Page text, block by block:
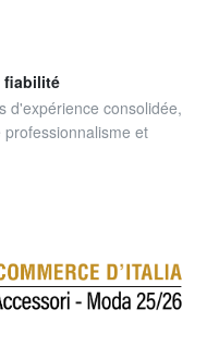
fiabilité
d'expérience consolidée,
et